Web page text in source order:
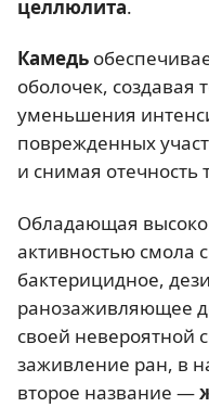
целлюлита.
Камедь
оболочек, создавая
уменьшения
поврежденных
и снимая отечность
Обладающая
активностью смола
бактерицидное,
ранозаживляющее
своей невероятной
заживление ран, в
второе название —